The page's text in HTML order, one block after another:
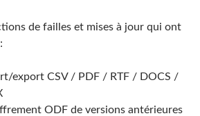
de failles et mises à jour qui ont
export CSV / PDF / RTF / DOCS /
ODF de versions antérieures